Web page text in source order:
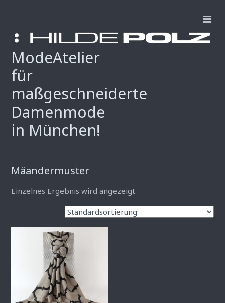
ModeAtelier
für
maßgeschneiderte
Damenmode
in München!
Mäandermuster
Einzelnes Ergebnis wird angezeigt